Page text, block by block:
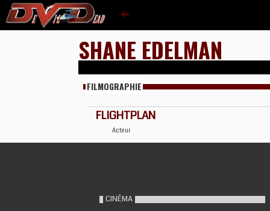
SHANE EDELMAN
FILMOGRAPHIE
FLIGHTPLAN
Acteur
CINÉMA